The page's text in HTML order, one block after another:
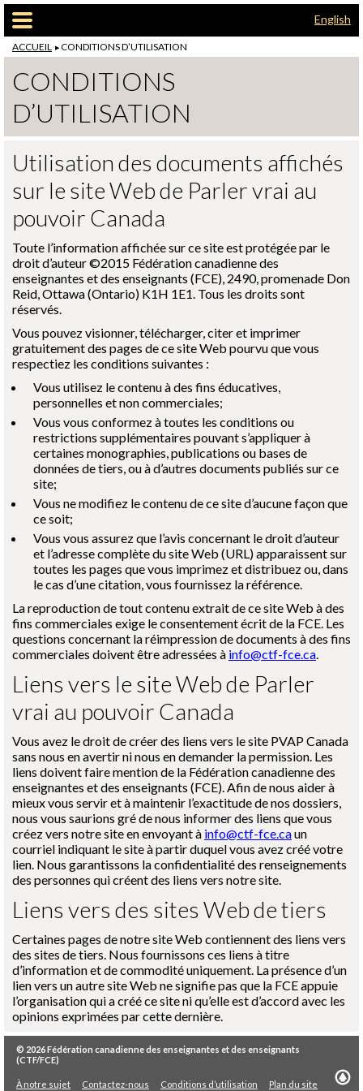
Passer au contenu principal
English
ACCUEIL CONDITIONS D’UTILISATION
CONDITIONS
D’UTILISATION
Utilisation des documents affichés
sur le site Web de Parler vrai au
pouvoir Canada
Toute l’information affichée sur ce site est protégée par le
droit d’auteur ©2015 Fédération canadienne des
enseignantes et des enseignants (FCE), 2490, promenade Don
Reid, Ottawa (Ontario) K1H 1E1. Tous les droits sont
réservés.
Vous pouvez visionner, télécharger, citer et imprimer
gratuitement des pages de ce site Web pourvu que vous
respectiez les conditions suivantes :
Vous utilisez le contenu à des fins éducatives,
personnelles et non commerciales;
Vous vous conformez à toutes les conditions ou
restrictions supplémentaires pouvant s’appliquer à
certaines monographies, publications ou bases de
données de tiers, ou à d’autres documents publiés sur ce
site;
Vous ne modifiez le contenu de ce site d’aucune façon que
ce soit;
Vous vous assurez que l’avis concernant le droit d’auteur
et l’adresse complète du site Web (URL) apparaissent sur
toutes les pages que vous imprimez et distribuez ou, dans
le cas d’une citation, vous fournissez la référence.
La reproduction de tout contenu extrait de ce site Web à des
fins commerciales exige le consentement écrit de la FCE. Les
questions concernant la réimpression de documents à des fins
commerciales doivent être adressées à info@ctf-fce.ca.
Liens vers le site Web de Parler
vrai au pouvoir Canada
Vous avez le droit de créer des liens vers le site PVAP Canada
sans nous en avertir ni nous en demander la permission. Les
liens doivent faire mention de la Fédération canadienne des
enseignantes et des enseignants (FCE). Afin de nous aider à
mieux vous servir et à maintenir l’exactitude de nos dossiers,
nous vous saurions gré de nous informer des liens que vous
créez vers notre site en envoyant à info@ctf-fce.caun
courriel indiquant le site à partir duquel vous avez créé votre
lien. Nous garantissons la confidentialité des renseignements
des personnes qui créent des liens vers notre site.
Liens vers des sites Web de tiers
Certaines pages de notre site Web contiennent des liens vers
des sites de tiers. Nous fournissons ces liens à titre
d’information et de commodité uniquement. La présence d’un
lien vers un autre site Web ne signifie pas que la FCE appuie
l’organisation qui a créé ce site ni qu’elle est d’accord avec les
opinions exprimées par cette dernière.
© 2026Fédération canadienne des enseignantes et des enseignants
(CTF/FCE)
À notre sujet Contactez-nous Conditions d’utilisation Plan du site